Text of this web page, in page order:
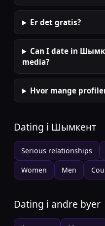
Er det gratis?
Can I date in
media?
Hvor mange
Dating i Шымкент
Serious relationships
Women Men
Dating i andre byer